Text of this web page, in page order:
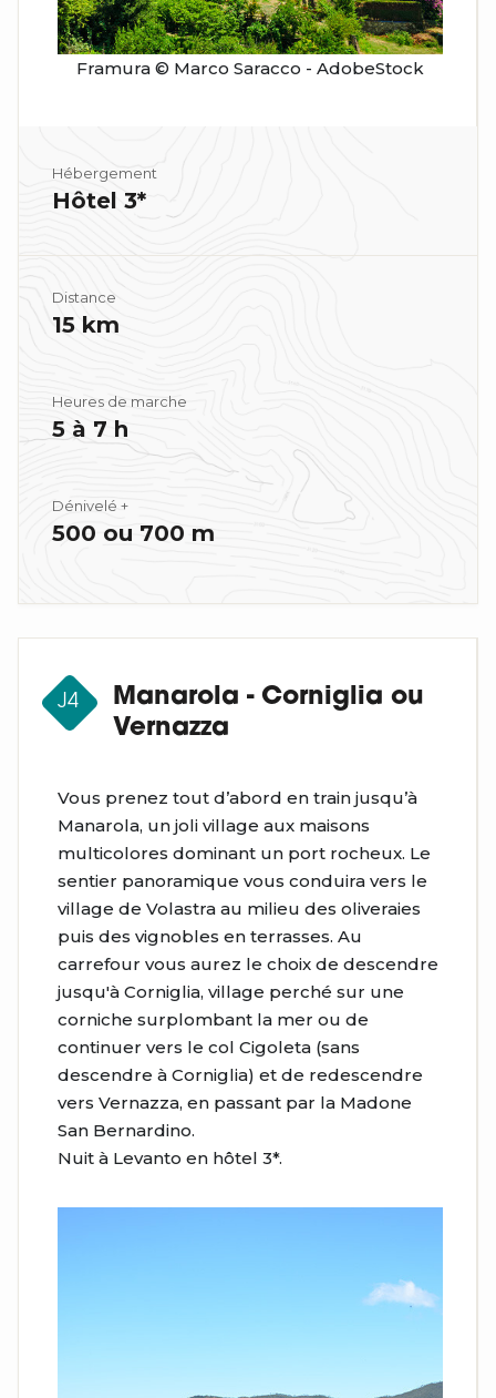
Framura © Marco Saracco - AdobeStock
Hébergement
Hôtel 3*
Distance
15 km
Heures de marche
5 à 7 h
Dénivelé +
500 ou 700 m
J4
Manarola - Corniglia ou
Vernazza
Vous prenez tout d’abord en train jusqu’à
Manarola, un joli village aux maisons
multicolores dominant un port rocheux. Le
sentier panoramique vous conduira vers le
village de Volastra au milieu des oliveraies
puis des vignobles en terrasses. Au
carrefour vous aurez le choix de descendre
jusqu'à Corniglia, village perché sur une
corniche surplombant la mer ou de
continuer vers le col Cigoleta (sans
descendre à Corniglia) et de redescendre
vers Vernazza, en passant par la Madone
San Bernardino.
Nuit à Levanto en hôtel 3*.